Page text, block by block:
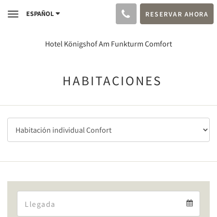
ToggleESPAÑOL RESERVAR AHORA
Hotel Königshof Am Funkturm Comfort
HABITACIONES